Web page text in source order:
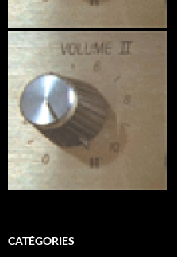
CATÉGORIES